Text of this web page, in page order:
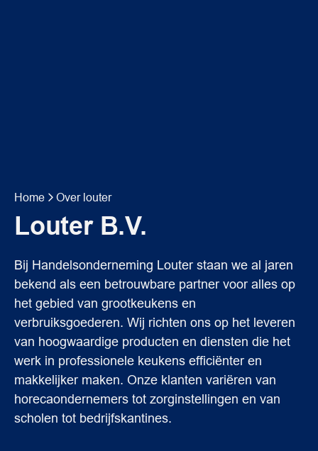
Home Over louter
Louter B.V.
Bij Handelsonderneming Louter staan we al jaren
bekend als een betrouwbare partner voor alles op
het gebied van grootkeukens en
verbruiksgoederen. Wij richten ons op het leveren
van hoogwaardige producten en diensten die het
werk in professionele keukens efficiënter en
makkelijker maken. Onze klanten variëren van
horecaondernemers tot zorginstellingen en van
scholen tot bedrijfskantines.